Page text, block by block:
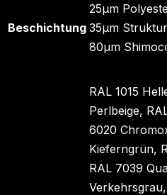
Beschichtung
25µm
35µm
80µm
RAL 1015
Perlbeige,
6020
Kieferngrün,
RAL 7039